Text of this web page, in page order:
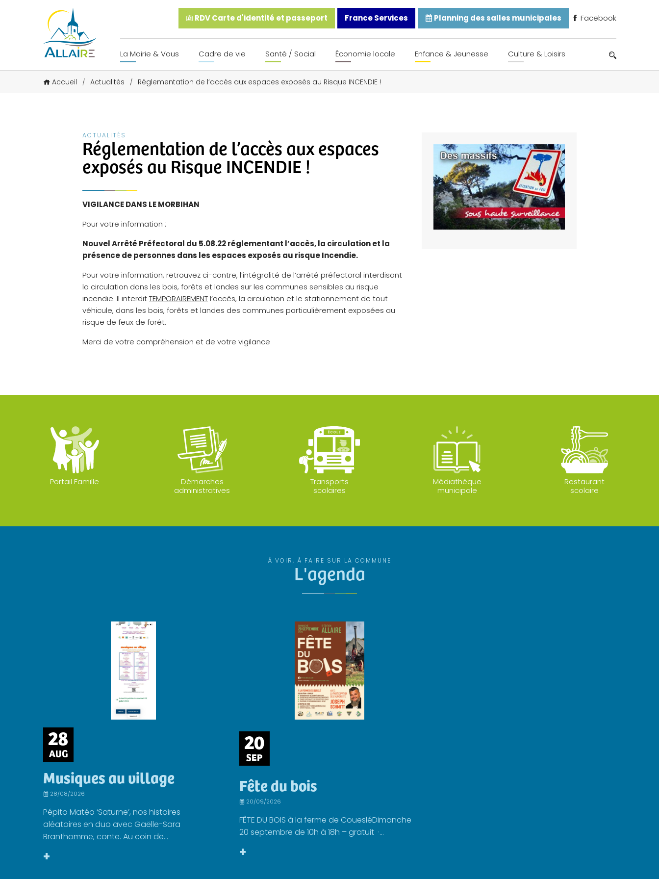
RDV Carte d'identité et passeport France Services Planning des salles municipales Facebook
La Mairie & Vous Cadre de vie Santé / Social Économie locale Enfance & Jeunesse Culture & Loisirs
Accueil / Actualités / Réglementation de l’accès aux espaces exposés au Risque INCENDIE !
ACTUALITÉS
Réglementation de l’accès aux espaces
exposés au Risque INCENDIE !
VIGILANCE DANS LE MORBIHAN
Pour votre information :
Nouvel Arrêté Préfectoral du 5.08.22 réglementant l’accès, la circulation et la
présence de personnes dans les espaces exposés au risque Incendie.
Pour votre information, retrouvez ci-contre, l’intégralité de l’arrêté préfectoral interdisant
la circulation dans les bois, forêts et landes sur les communes sensibles au risque
incendie. Il interditTEMPORAIREMENTl’accès, la circulation et le stationnement de tout
véhicule, dans les bois, forêts et landes des communes particulièrement exposées au
risque de feux de forêt.
Merci de votre compréhension et de votre vigilance
Portail Famille
Démarches
administratives
Transports
scolaires
Médiathèque
municipale
Restaurant
scolaire
À VOIR, À FAIRE SUR LA COMMUNE
L'agenda
28
AUG
Musiques au village
28/08/2026
Pépito Matéo ‘Saturne’, nos histoires
aléatoires en duo avec Gaëlle-Sara
Branthomme, conte. Au coin de...
+
20
SEP
Fête du bois
20/09/2026
FÊTE DU BOIS à la ferme de CouesléDimanche
20 septembre de 10h à 18h – gratuit ·...
+